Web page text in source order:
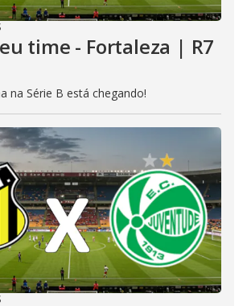
time - Fortaleza | R7
na Série B está chegando!